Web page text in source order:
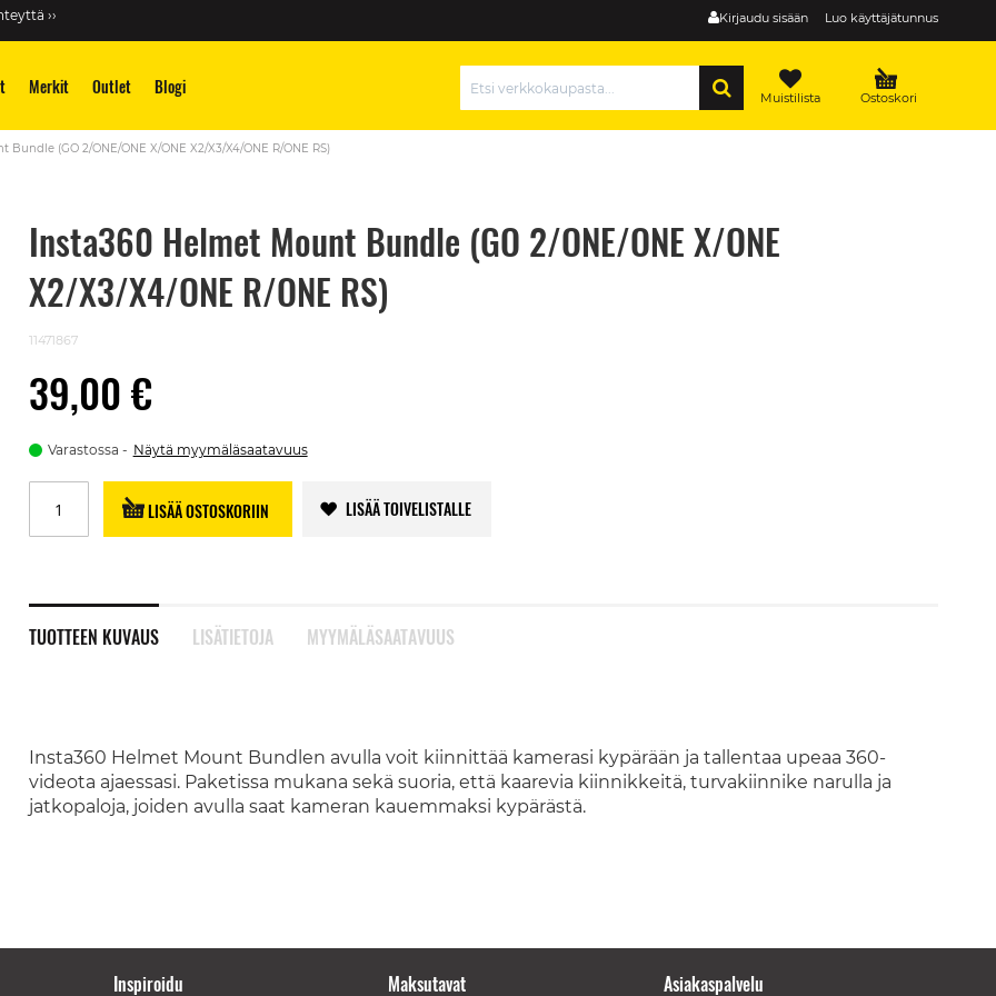
Kirjaudu sisään Luo käyttäjätunnus
››
Merkit Outlet Blogi Ostoskori
Muistilista
(GO 2/ONE/ONE X/ONE X2/X3/X4/ONE R/ONE RS)
Insta360 Helmet Mount Bundle (GO 2/ONE/ONE X/ONE
X2/X3/X4/ONE R/ONE RS)
11471867
39,00 €
Varastossa Näytä myymäläsaatavuus
LISÄÄ OSTOSKORIIN LISÄÄ TOIVELISTALLE
TUOTTEEN KUVAUS
Insta360 Helmet Mount Bundlen avulla voit kiinnittää kamerasi kypärään ja tallentaa upeaa 360-
videota ajaessasi. Paketissa mukana sekä suoria, että kaarevia kiinnikkeitä, turvakiinnike narulla ja
jatkopaloja, joiden avulla saat kameran kauemmaksi kypärästä.
LISÄTIETOJA MYYMÄLÄSAATAVUUS
Inspiroidu Maksutavat Asiakaspalvelu